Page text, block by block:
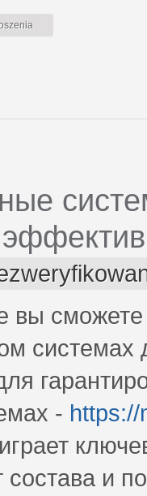
вы
системах
-
состава и